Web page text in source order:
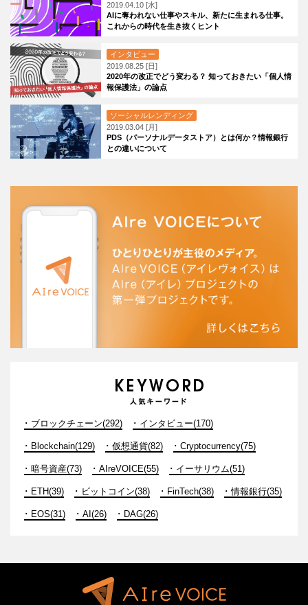
2019.04.10 [水]
AIに奪われない仕事やスキル、新たに生まれる仕事。
これからの時代を生き抜くヒント
インタビュー
2019.08.25 [日]
2020年の改正でどう変わる？ 知っておきたい「個人情
報保護法」の論点
ソーシャルレンディング
2019.03.04 [月]
PDS（パーソナルデータストア）とは何か？情報銀行
との違いについて
ブロックチェーン(292) インタビュー(170)
Blockchain(129) 仮想通貨(82) Cryptocurrency(75)
暗号資産(73) AIreVOICE(55) イーサリウム(51)
ETH(39) ビットコイン(38) FinTech(38) 情報銀行(35)
EOS(31) AI(26) DAG(26)